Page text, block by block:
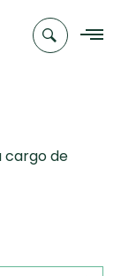
Chefs
cargo de